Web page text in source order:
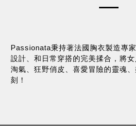
Passionata秉持著法國胸衣製造專
設計、和日常穿搭的完美揉合，將
淘氣、狂野俏皮、喜愛冒險的靈魂
刻！